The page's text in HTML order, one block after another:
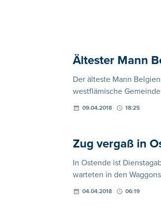
Ältester Mann
Der älteste Mann
westflämische
09.04.2018 18:25
Zug vergaß in
In Ostende ist
warteten in den
04.04.2018 06:19